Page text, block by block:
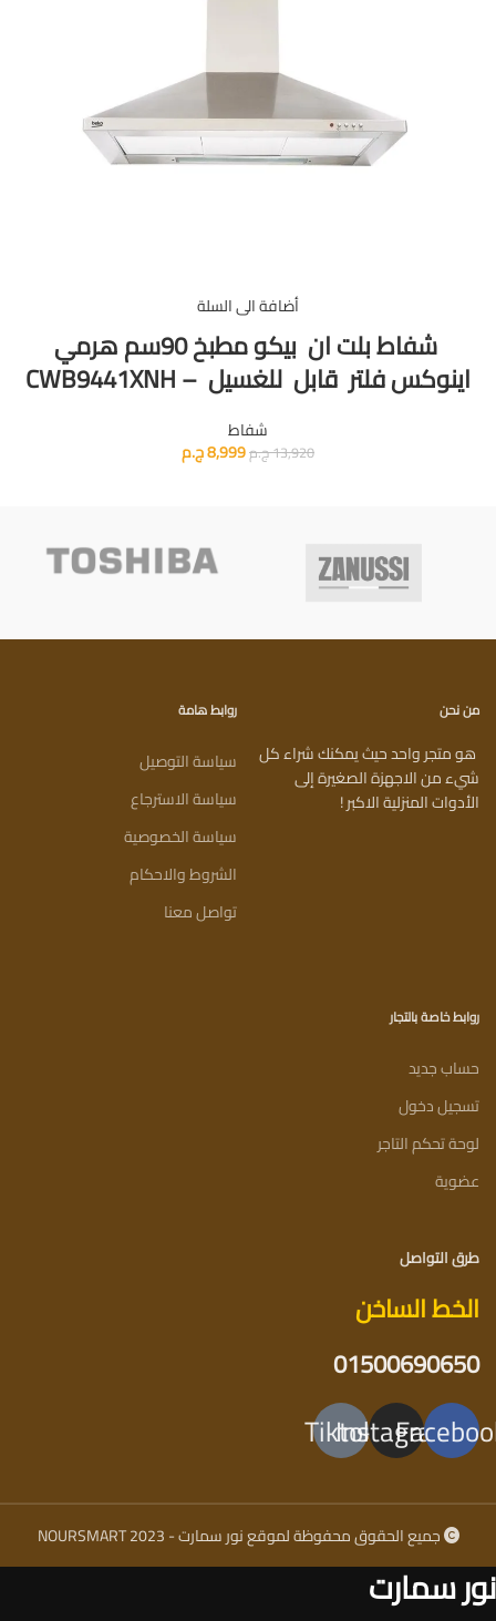
أضافة الى السلة
شفاط بلت ان بيكو مطبخ 90سم هرمي
اينوكس فلتر قابل للغسيل – CWB9441XNH
شفاط
13,920ج.م8,999ج.م
من نحن
هو متجر واحد حيث يمكنك شراء كل
شيء من الاجهزة الصغيرة إلى
الأدوات المنزلية الاكبر !
روابط هامة
سياسة التوصيل
سياسة الاسترجاع
سياسة الخصوصية
الشروط والاحكام
تواصل معنا
روابط خاصة بالتجار
حساب جديد
تسجيل دخول
لوحة تحكم التاجر
عضوية
طرق التواصل
الخط الساخن
01500690650
Instagram
Tiktok
جميع الحقوق محفوظة لموقع نور سمارت - NOURSMART 2023
نور سمارت